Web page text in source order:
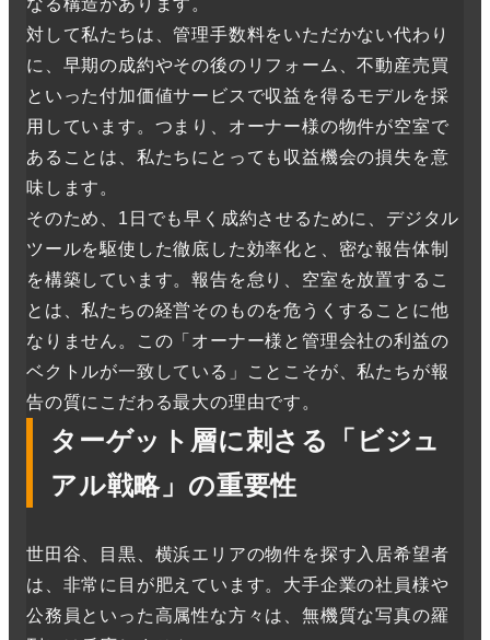
なる構造があります。
対して私たちは、管理手数料をいただかない代わり
に、早期の成約やその後のリフォーム、不動産売買
といった付加価値サービスで収益を得るモデルを採
用しています。つまり、オーナー様の物件が空室で
あることは、私たちにとっても収益機会の損失を意
味します。
そのため、1日でも早く成約させるために、デジタル
ツールを駆使した徹底した効率化と、密な報告体制
を構築しています。報告を怠り、空室を放置するこ
とは、私たちの経営そのものを危うくすることに他
なりません。この「オーナー様と管理会社の利益の
ベクトルが一致している」ことこそが、私たちが報
告の質にこだわる最大の理由です。
ターゲット層に刺さる「ビジュ
アル戦略」の重要性
世田谷、目黒、横浜エリアの物件を探す入居希望者
は、非常に目が肥えています。大手企業の社員様や
公務員といった高属性な方々は、無機質な写真の羅